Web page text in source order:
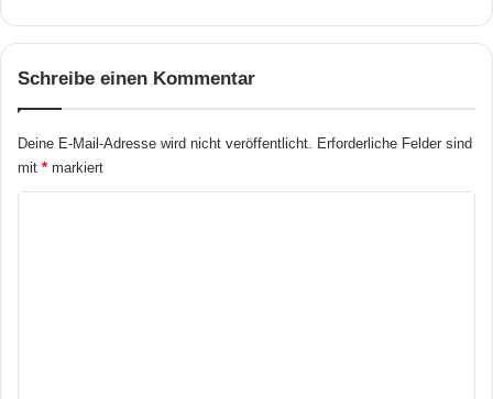
l
e
c
a
s
s
Schreibe einen Kommentar
Deine E-Mail-Adresse wird nicht veröffentlicht. Erforderliche Felder sind
mit * markiert